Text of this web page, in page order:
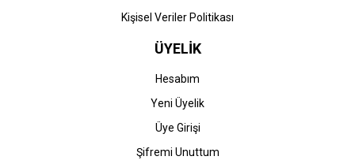
Kişisel Veriler Politikası
ÜYELİK
Hesabım
Yeni Üyelik
Üye Girişi
Şifremi Unuttum